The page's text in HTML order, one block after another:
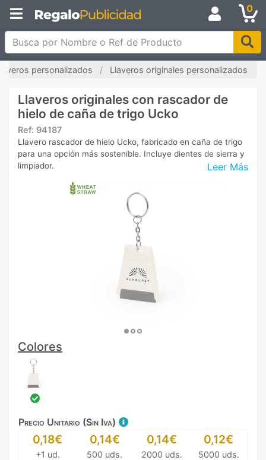
0
Busca por Nombre o Ref de Producto
personalizados Llaveros originales personalizados
Llaveros originales con rascador de
hielo de caña de trigo Ucko
Ref: 94187
Leer Más
Llavero rascador de hielo Ucko, fabricado en caña de trigo
para una opción más sostenible. Incluye dientes de sierra y
limpiador.
Colores
Precio Unitario (Sin Iva)
0,18€
+1 ud.
0,14€
500 uds.
0,14€
2000 uds.
0,12€
5000 uds.